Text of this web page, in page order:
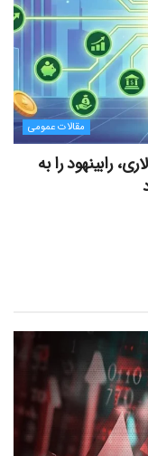
مقالات عمومی
۱۰۰ میلیون دلاری، رابینهود را به